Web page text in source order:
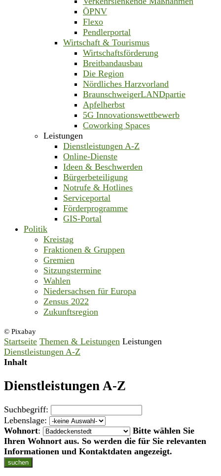
ÖPNV
Flexo
Pendlerportal
Wirtschaft & Tourismus
Wirtschaftsförderung
Breitbandausbau
Die Region
Nördliches Harzvorland
BraunschweigerLANDpartie
Apfelherbst
5G Innovationswettbewerb
Coworking Spaces
Leistungen
Dienstleistungen A-Z
Online-Dienste
Ideen & Beschwerden
Bürgerbeteiligung
Notrufe & Hotlines
Serviceportal
Förderprogramme
GIS-Portal
Politik
Kreistag
Fraktionen & Gruppen
Gremien
Sitzungstermine
Wahlen
Niedersachsen für Europa
Zensus 2022
Zukunftsregion
© Pixabay
Startseite Themen & Leistungen Leistungen
Dienstleistungen A-Z
Inhalt
Dienstleistungen A-Z
Suchbegriff:
Lebenslage:
Wohnort:
Bitte wählen Sie
Ihren Wohnort aus. So werden die für Sie relevanten
Informationen und Kontaktdaten angezeigt.
suchen